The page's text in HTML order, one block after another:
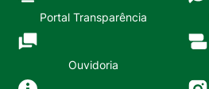
Portal Transparência
Ouvidoria